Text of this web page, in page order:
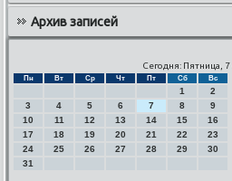
Архив записей
Сегодня: Пятница, 7
Пн Вт Ср Чт Пт Сб Вс
1
2
3
4 5 6 7 8
9
10
11 12 13 14 15
16
17
18 19 20 21 22
23
24
25 26 27 28 29
30
31